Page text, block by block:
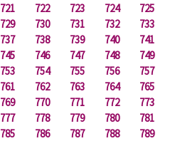
721 722 723 724
725
729 730 731 732
733
737 738 739 740
741
745 746 747 748
749
753 754 755 756
757
761 762 763 764
765
769 770 771 772
773
777 778 779 780
781
785 786 787 788
789